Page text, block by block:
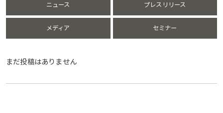
ニュース プレスリリース
メディア セミナー
まだ投稿はありません